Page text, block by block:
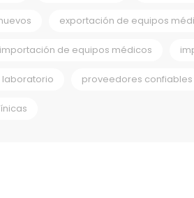
exportación de equipos
importación de equipos médicos
proveedores confiables